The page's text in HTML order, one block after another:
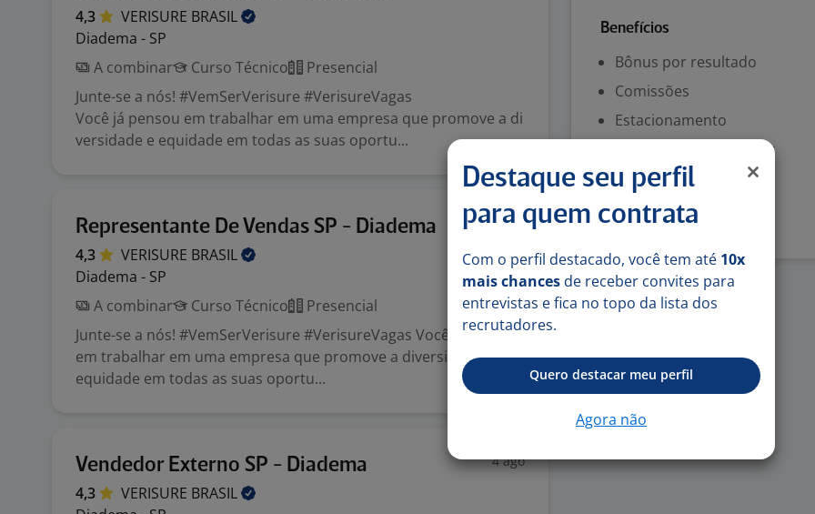
4,3 VERISURE BRASIL
Diadema - SP
A combinar
Curso Técnico
Presencial
Junte-se a nós! #VemSerVerisure #VerisureVagas
Você já pensou em trabalhar em uma empresa que promove a di
versidade e equidade em todas as suas oportu...
Representante De Vendas SP - Diadema 4 ago
4,3 VERISURE BRASIL
Diadema - SP
A combinar
Curso Técnico
Presencial
Junte-se a nós! #VemSerVerisure #VerisureVagas Você já pensou
em trabalhar em uma empresa que promove a diversidade e
equidade em todas as suas oportu...
Vendedor Externo SP - Diadema 4 ago
4,3 VERISURE BRASIL
Benefícios
Bônus por resultado
Comissões
Estacionamento
Participação nos lucros
Denunciar vaga
Destaque seu perfil
para quem contrata
Com o perfil destacado, você tem até 10x
mais chances de receber convites para
entrevistas e fica no topo da lista dos
recrutadores.
Quero destacar meu perfil
Agora não